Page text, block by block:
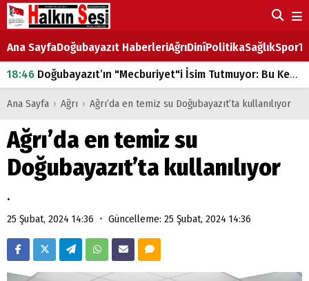
Ana SayfaDoğubayazıt HaberleriAğrıDinîPolitikaSağlıkSpor
18:46 Doğubayazıt’ın "Mecburiyet"i İsim Tutmuyor: Bu Kez de Mem u Zîn Oldu!
07:53Doğubayazıt’ta Ekmek Fiyatlarına Zam
07:16 Doğubayazıt'ta çocukların sırtındaki ağır yük
07:00 DEVLET ve HÜKÜMET
18:29ÇARŞI CADDESİ YAZ BOZ TAHTASI
Ana Sayfa › Ağrı › Ağrı’da en temiz su Doğubayazıt’ta kullanılıyor
Ağrı’da en temiz su
Doğubayazıt’ta kullanılıyor
.
25 Şubat, 2024 14:36 • Güncelleme: 25 Şubat, 2024 14:36